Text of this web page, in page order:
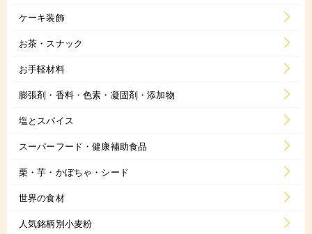
ケーキ装飾
お茶・スナック
お手軽材料
膨張剤・香料・色素・凝固剤・添加物
塩とスパイス
スーパーフード・健康補助食品
栗・芋・かぼちゃ・シード
世界の食材
人気銘柄別小麦粉